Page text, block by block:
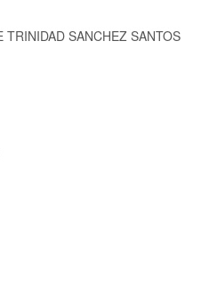
TRINIDAD SANCHEZ SANTOS